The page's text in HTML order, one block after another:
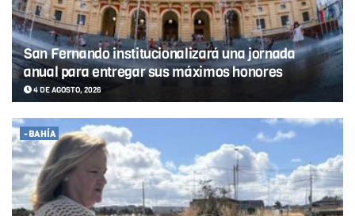
San Fernando institucionalizará una jornada
anual para entregar sus máximos honores
4 DE AGOSTO, 2026
-BAHÍA